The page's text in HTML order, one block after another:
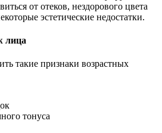
от отеков, нездорового цвета
эстетические недостатки.
лица
такие признаки возрастных
тонуса